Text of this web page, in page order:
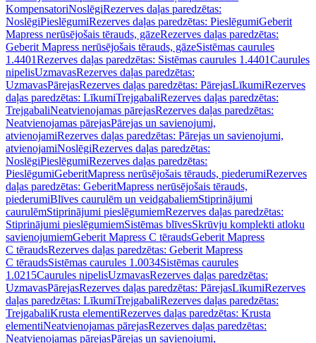
KompensatoriNoslēgiRezerves daļas paredzētas:
NoslēgiPieslēgumiRezerves daļas paredzētas: PieslēgumiGeberit
Mapress nerūsējošais tērauds, gāzeRezerves daļas paredzētas:
Geberit Mapress nerūsējošais tērauds, gāzeSistēmas caurules
1.4401Rezerves daļas paredzētas: Sistēmas caurules 1.4401Caurules
nipelisUzmavasRezerves daļas paredzētas:
UzmavasPārejasRezerves daļas paredzētas: PārejasLīkumiRezerves
daļas paredzētas: LīkumiTrejgabaliRezerves daļas paredzētas:
TrejgabaliNeatvienojamas pārejasRezerves daļas paredzētas:
Neatvienojamas pārejasPārejas un savienojumi,
atvienojamiRezerves daļas paredzētas: Pārejas un savienojumi,
atvienojamiNoslēgiRezerves daļas paredzētas:
NoslēgiPieslēgumiRezerves daļas paredzētas:
PieslēgumiGeberitMapress nerūsējošais tērauds, piederumiRezerves
daļas paredzētas: GeberitMapress nerūsējošais tērauds,
piederumiBlīves caurulēm un veidgabaliemStiprinājumi
caurulēmStiprinājumi pieslēgumiemRezerves daļas paredzētas:
Stiprinājumi pieslēgumiemSistēmas blīvesSkrūvju komplekti atloku
savienojumiemGeberit Mapress C tēraudsGeberit Mapress
C tēraudsRezerves daļas paredzētas: Geberit Mapress
C tēraudsSistēmas caurules 1.0034Sistēmas caurules
1.0215Caurules nipelisUzmavasRezerves daļas paredzētas:
UzmavasPārejasRezerves daļas paredzētas: PārejasLīkumiRezerves
daļas paredzētas: LīkumiTrejgabaliRezerves daļas paredzētas:
TrejgabaliKrusta elementiRezerves daļas paredzētas: Krusta
elementiNeatvienojamas pārejasRezerves daļas paredzētas:
Neatvienojamas pārejasPārejas un savienojumi,